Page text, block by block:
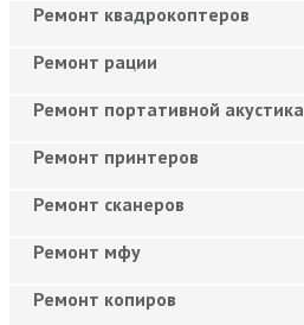
Ремонт квадрокоптеров
Ремонт рации
Ремонт портативной акустика
Ремонт принтеров
Ремонт сканеров
Ремонт мфу
Ремонт копиров